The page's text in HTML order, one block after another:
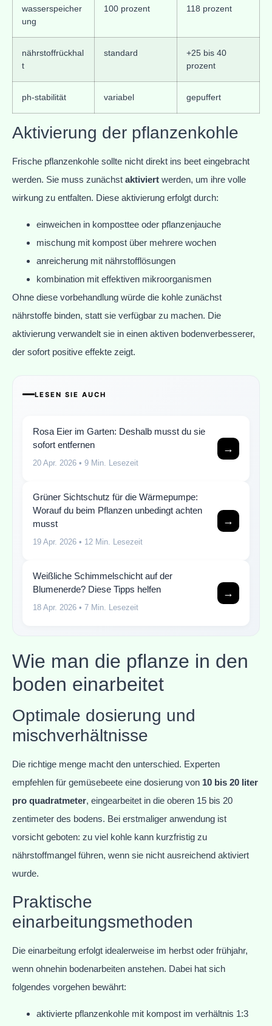
wasserspeicher
ung
100 prozent 118 prozent
nährstoffrückhal
t
standard
+25 bis 40
prozent
ph-stabilität variabel gepuffert
Aktivierung der pflanzenkohle
Frische pflanzenkohle sollte nicht direkt ins beet eingebracht
werden. Sie muss zunächst aktiviert werden, um ihre volle
wirkung zu entfalten. Diese aktivierung erfolgt durch:
einweichen in komposttee oder pflanzenjauche
mischung mit kompost über mehrere wochen
anreicherung mit nährstofflösungen
kombination mit effektiven mikroorganismen
Ohne diese vorbehandlung würde die kohle zunächst
nährstoffe binden, statt sie verfügbar zu machen. Die
aktivierung verwandelt sie in einen aktiven bodenverbesserer,
der sofort positive effekte zeigt.
LESEN SIE AUCH
Rosa Eier im Garten: Deshalb musst du sie
sofort entfernen
20 Apr. 2026 • 9 Min. Lesezeit
→
Grüner Sichtschutz für die Wärmepumpe:
Worauf du beim Pflanzen unbedingt achten
musst
19 Apr. 2026 • 12 Min. Lesezeit
→
Weißliche Schimmelschicht auf der
Blumenerde? Diese Tipps helfen
18 Apr. 2026 • 7 Min. Lesezeit
→
Wie man die pflanze in den
boden einarbeitet
Optimale dosierung und
mischverhältnisse
Die richtige menge macht den unterschied. Experten
empfehlen für gemüsebeete eine dosierung von 10 bis 20 liter
pro quadratmeter, eingearbeitet in die oberen 15 bis 20
zentimeter des bodens. Bei erstmaliger anwendung ist
vorsicht geboten: zu viel kohle kann kurzfristig zu
nährstoffmangel führen, wenn sie nicht ausreichend aktiviert
wurde.
Praktische
einarbeitungsmethoden
Die einarbeitung erfolgt idealerweise im herbst oder frühjahr,
wenn ohnehin bodenarbeiten anstehen. Dabei hat sich
folgendes vorgehen bewährt:
aktivierte pflanzenkohle mit kompost im verhältnis 1:3